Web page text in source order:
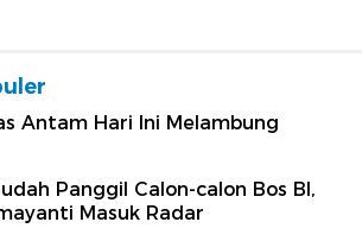
Antam Hari Ini Melambung
Panggil Calon-calon Bos BI,
Masuk Radar